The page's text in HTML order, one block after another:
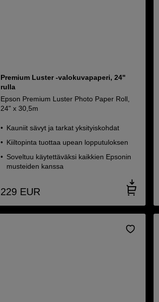
Premium Luster -valokuvapaperi, 24"
rulla
Epson Premium Luster Photo Paper Roll,
24" x 30,5m
Kauniit sävyt ja tarkat yksityiskohdat
Kiiltopinta tuottaa upean lopputuloksen
Soveltuu käytettäväksi kaikkien Epsonin
musteiden kanssa
229 EUR